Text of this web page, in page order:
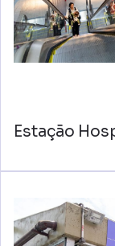
Estação